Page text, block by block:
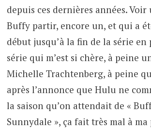
depuis ces dernières années. Voir
Buffy partir, encore un, et qui a
début jusqu’à la fin de la série en
série qui m’est si chère, à peine
Michelle Trachtenberg, à peine
après l’annonce que Hulu ne
la saison qu’on attendait de «
Sunnydale », ça fait très mal à